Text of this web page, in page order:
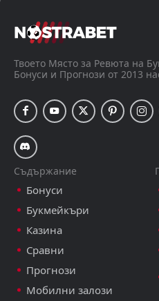
Бейтар Йерусалим
Аустрия Виена
УЕФА Лига на конференциите, 6
Твоето Място за Ревюта на
Бонуси и Прогнози от 2013
Съдържание
Бонуси
Букмейкъри
Казина
Сравни
Прогнози
Мобилни залози